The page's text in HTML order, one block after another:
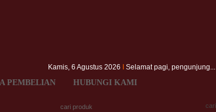
Kamis, 6 Agustus 2026 Selamat pagi, pengunjung...
PEMBELIAN HUBUNGI KAMI